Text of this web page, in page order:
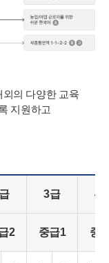
의 다양한 교육
지원하고
3급 4
2 중급1 중